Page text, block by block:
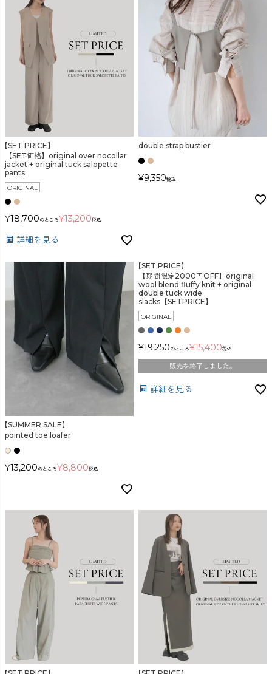
【SET PRICE】
【SET価格】original over nocollar
jacket + original tuck salopette
pants
ORIGINAL
¥18,700 のところ¥13,200税込
詳細を見る
double strap bustier
¥9,350税込
【SUMMER SALE】
pointed toe loafer
¥13,200 のところ¥8,800税込
【SET PRICE】
【期間限定2000円OFF】original
wool blend fluffy knit + original
double tuck wide
slacks【SETPRICE】
ORIGINAL
¥19,250 のところ¥15,400税込
販売を終了しました。
詳細を見る